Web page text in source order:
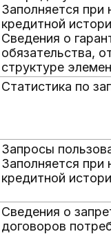
Заполняется
кредитной
Сведения о
обязательства,
структуре
Статистика по
Запросы
Заполняется
кредитной
Сведения о
договоров